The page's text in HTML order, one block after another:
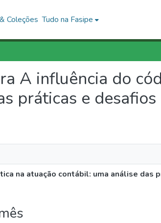
Coleções Tudo na Fasipe
A influência do
práticas e
na atuação contábil: uma análise